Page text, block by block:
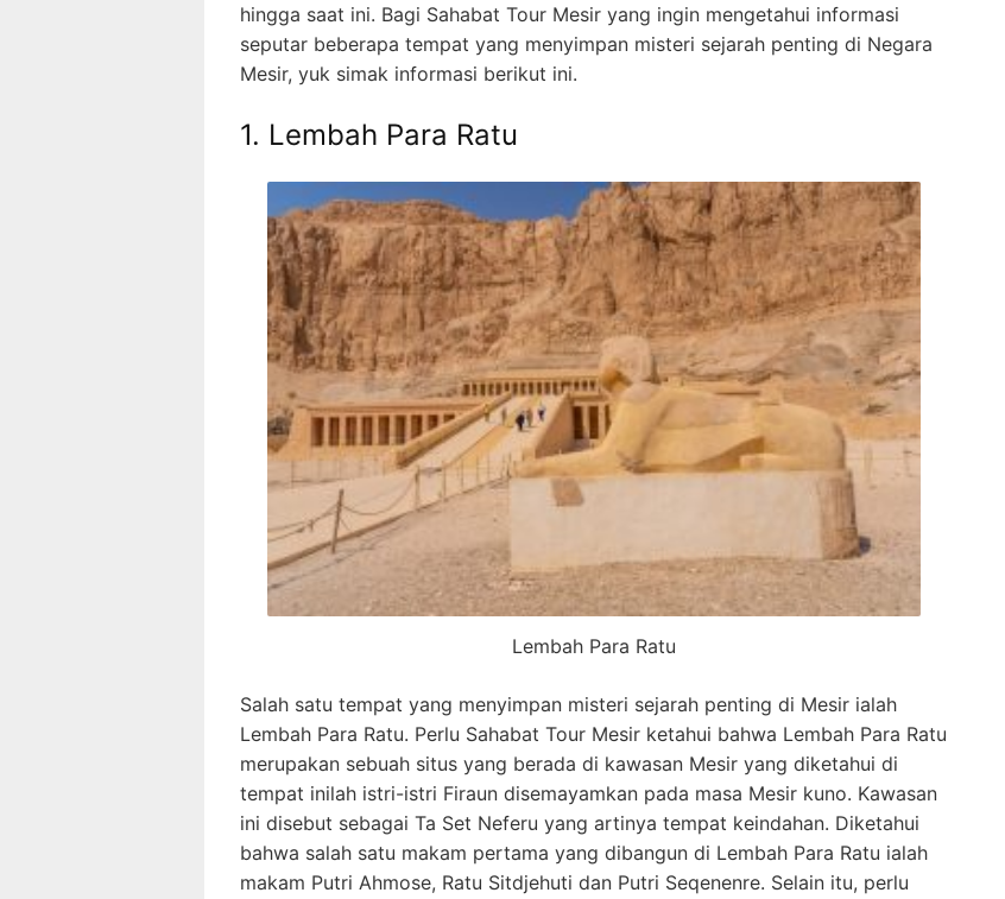
hingga saat ini. Bagi Sahabat Tour Mesir yang ingin mengetahui informasi
seputar beberapa tempat yang menyimpan misteri sejarah penting di Negara
Mesir, yuk simak informasi berikut ini.
1. Lembah Para Ratu
Lembah Para Ratu
Salah satu tempat yang menyimpan misteri sejarah penting di Mesir ialah
Lembah Para Ratu. Perlu Sahabat Tour Mesir ketahui bahwa Lembah Para Ratu
merupakan sebuah situs yang berada di kawasan Mesir yang diketahui di
tempat inilah istri-istri Firaun disemayamkan pada masa Mesir kuno. Kawasan
ini disebut sebagai Ta Set Neferu yang artinya tempat keindahan. Diketahui
bahwa salah satu makam pertama yang dibangun di Lembah Para Ratu ialah
makam Putri Ahmose, Ratu Sitdjehuti dan Putri Seqenenre. Selain itu, perlu